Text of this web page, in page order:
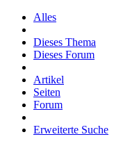
Alles
Dieses Thema
Dieses Forum
Artikel
Seiten
Forum
Erweiterte Suche